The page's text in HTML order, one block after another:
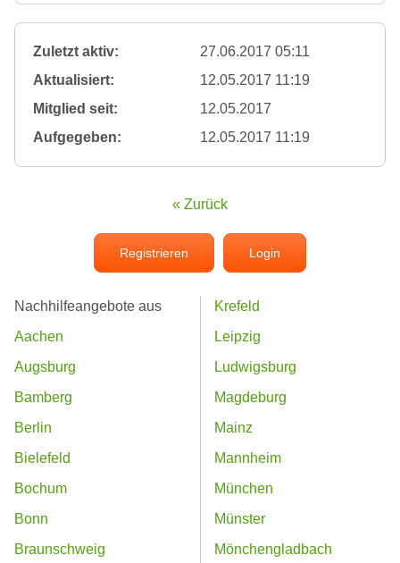
Zuletzt aktiv:
27.06.2017 05:11
Aktualisiert:
12.05.2017 11:19
Mitglied seit:
12.05.2017
Aufgegeben:
12.05.2017 11:19
« Zurück
Registrieren Login
Nachhilfeangebote aus
Aachen
Augsburg
Bamberg
Berlin
Bielefeld
Bochum
Bonn
Braunschweig
Krefeld
Leipzig
Ludwigsburg
Magdeburg
Mainz
Mannheim
München
Münster
Mönchengladbach